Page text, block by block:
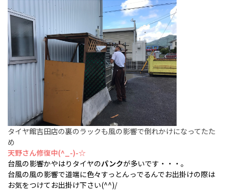
タイヤ館吉田店の裏のラックも風の影響で倒れかけになってたた
め
天野さん修復中(^_-)-☆
台風の影響かやはりタイヤのパンクが多いです・・・。
台風の風の影響で道端に色々すっとんっでるんでお出掛けの際は
お気をつけてお出掛け下さい(^^)/